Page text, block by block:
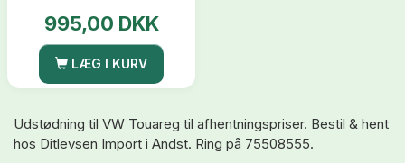
995,00 DKK
LÆG I KURV
Udstødning til VW Touareg til afhentningspriser. Bestil & hent
hos Ditlevsen Import i Andst. Ring på 75508555.